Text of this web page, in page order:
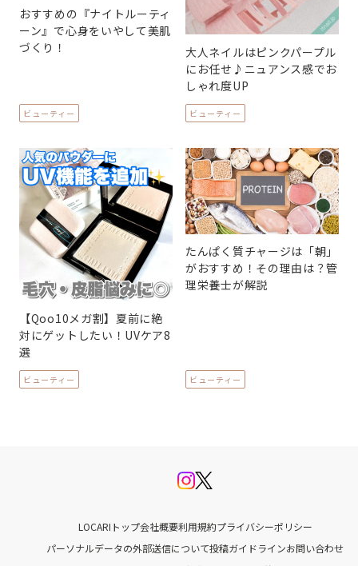
おすすめの『ナイトルーティ
ーン』で心身をいやして美肌
づくり！
ビューティー
大人ネイルはピンクパープル
にお任せ♪ニュアンス感でお
しゃれ度UP
ビューティー
【Qoo10メガ割】夏前に絶
対にゲットしたい！UVケア8
選
ビューティー
たんぱく質チャージは「朝」
がおすすめ！その理由は？管
理栄養士が解説
ビューティー
LOCARIトップ会社概要利用規約プライバシーポリシー
パーソナルデータの外部送信について投稿ガイドラインお問い合わせ